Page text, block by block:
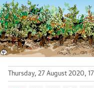
Thursday, 27 August 2020,